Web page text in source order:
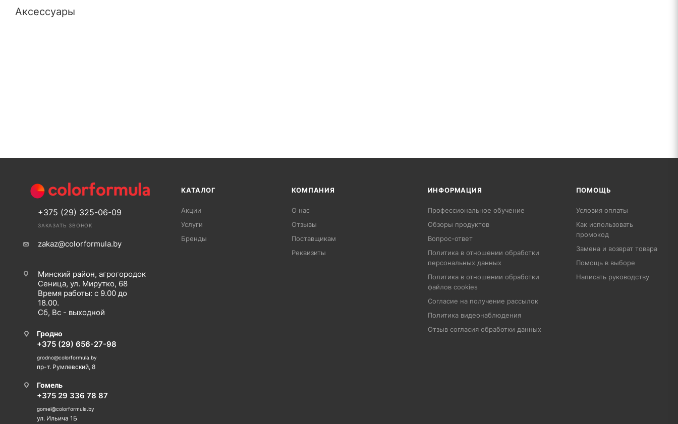
Аксессуары
+375 (29) 325-06-09
ЗАКАЗАТЬ ЗВОНОК
zakaz@colorformula.by
Минский район, агрогородок
Сеница, ул. Мирутко, 68
Время работы: с 9.00 до
18.00.
Сб, Вс - выходной
Гродно
+375 (29) 656-27-98
grodno@colorformula.by
пр-т. Румлевский, 8
Гомель
+375 29 336 78 87
gomel@colorformula.by
ул. Ильича 1Б
КАТАЛОГ
Акции
Услуги
Бренды
КОМПАНИЯ
О нас
Отзывы
Поставщикам
Реквизиты
ИНФОРМАЦИЯ
Профессиональное обучение
Обзоры продуктов
Вопрос-ответ
Политика в отношении обработки
персональных данных
Политика в отношении обработки
файлов cookies
Согласие на получение рассылок
Политика видеонаблюдения
Отзыв согласия обработки данных
ПОМОЩЬ
Условия оплаты
Как использовать
промокод
Замена и возврат товара
Помощь в выборе
Написать руководству